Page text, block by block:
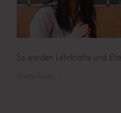
So werden Lehrkräfte und
Weiterlesen